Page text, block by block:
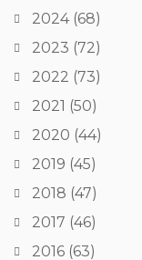
2024(68)
2023 (72)
2022 (73)
2021 (50)
2020 (44)
2019 (45)
2018 (47)
2017 (46)
2016 (63)